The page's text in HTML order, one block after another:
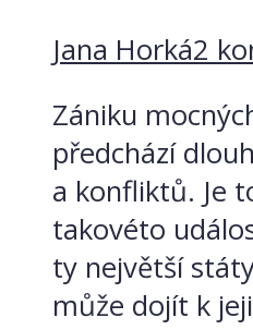
Jana Horká2
Zániku
předchází
a konfliktů. Je
takovéto
ty největší
může dojít k